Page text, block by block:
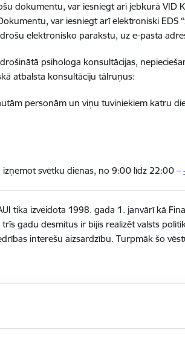
dokumentu, var iesniegt arī jebkurā VID
var iesniegt arī elektroniski EDS
elektronisko parakstu, uz e-pasta
psihologa konsultācijas,
atbalsta konsultāciju tālruņus:
personām un viņu tuviniekiem katru
svētku dienas, no 9:00 līdz 22:00 –
tika izveidota 1998. gada 1. janvārī kā
gadu desmitus ir bijis realizēt valsts
interešu aizsardzību. Turpmāk šo